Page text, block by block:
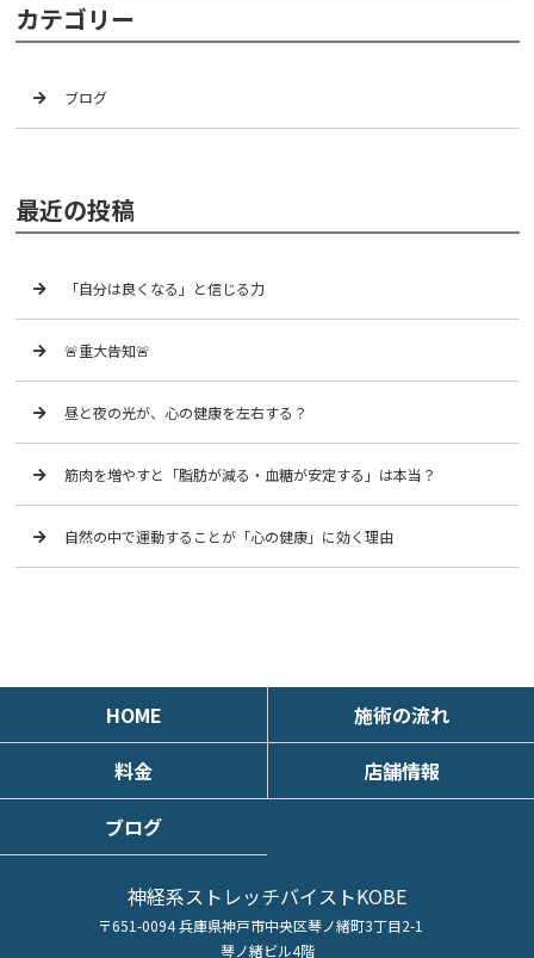
カテゴリー
ブログ
最近の投稿
「自分は良くなる」と信じる力
🚨重大告知🚨
昼と夜の光が、心の健康を左右する？
筋肉を増やすと「脂肪が減る・血糖が安定する」は本当？
自然の中で運動することが「心の健康」に効く理由
HOME
施術の流れ
料金
店舗情報
ブログ
神経系ストレッチバイストKOBE
〒651-0094 兵庫県神戸市中央区琴ノ緒町3丁目2-1
琴ノ緒ビル4階